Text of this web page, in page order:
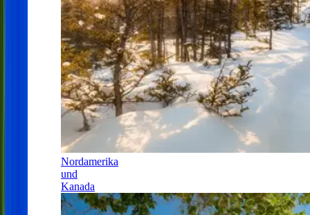
Nordamerika
und
Kanada